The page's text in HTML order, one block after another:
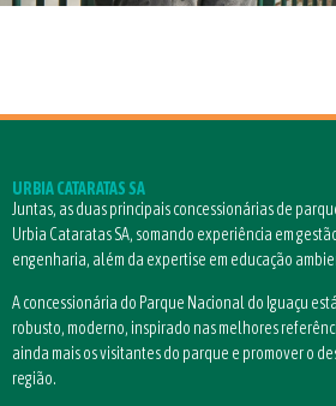
URBIA CATARATAS SA
Juntas, as duas principais concessionárias de
Urbia Cataratas SA, somando experiência em
engenharia, além da expertise em educação
A concessionária do Parque Nacional do Iguaçu
robusto, moderno, inspirado nas melhores
ainda mais os visitantes do parque e promover o
região.